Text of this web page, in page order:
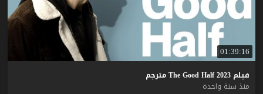
01:39:16
فيلم The Good Half 2023
مترجم
منذ سنة واحدة